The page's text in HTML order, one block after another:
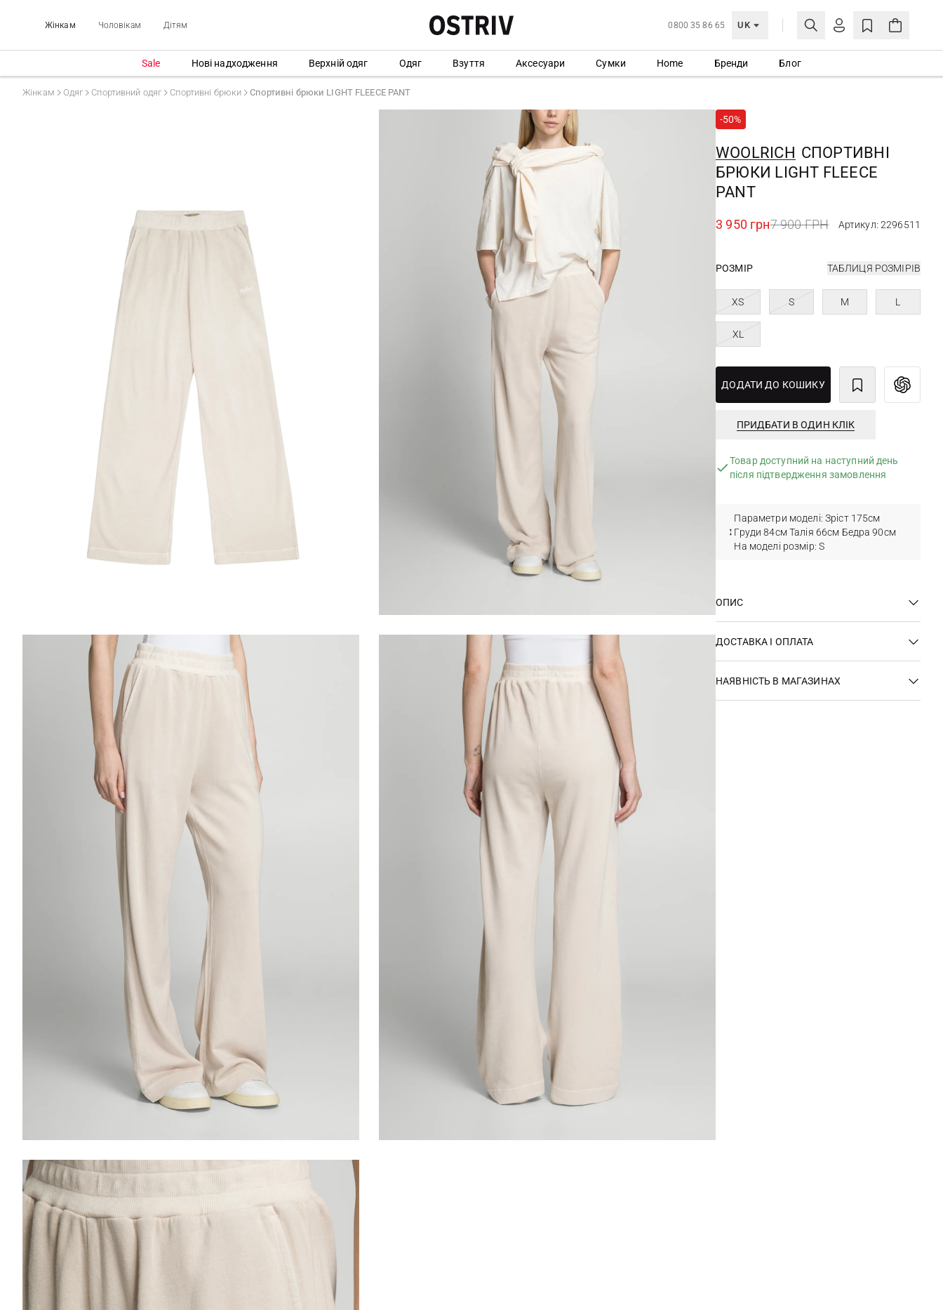
Жінкам Чоловікам Дітям 0800 35 86 65 UK
МОЯ ОБЛІКІВКА
СТВОРИТИ ОБЛІКІВКУ
Sale Нові надходження Верхній одяг Одяг Взуття Аксесуари Сумки Home Бренди Блог
Жінкам Одяг Спортивний одяг Спортивні брюки Спортивні брюки LIGHT FLEECE PANT
-50%
WOOLRICH СПОРТИВНІ
БРЮКИ LIGHT FLEECE
PANT
3 950 грн7 900 ГРН Артикул: 2296511
РОЗМІР ТАБЛИЦЯ РОЗМІРІВ
XS S M L
XL
ДОДАТИ ДО КОШИКУ
ПРИДБАТИ В ОДИН КЛІК
Товар доступний на наступний день
після підтвердження замовлення
Параметри моделі: Зріст 175см
Груди 84см Талія 66см Бедра 90см
На моделі розмір: S
ОПИС
ДОСТАВКА І ОПЛАТА
НАЯВНІСТЬ В МАГАЗИНАХ